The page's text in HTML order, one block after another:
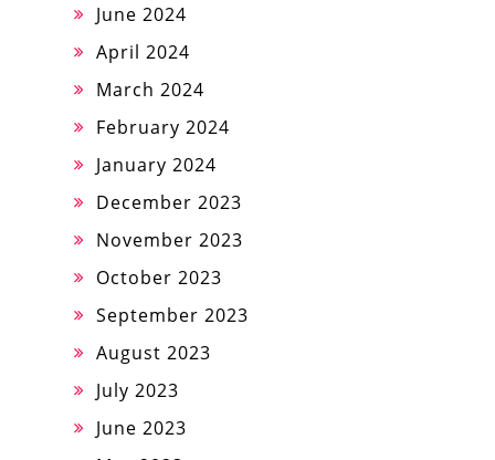
June 2024
April 2024
March 2024
February 2024
January 2024
December 2023
November 2023
October 2023
September 2023
August 2023
July 2023
June 2023